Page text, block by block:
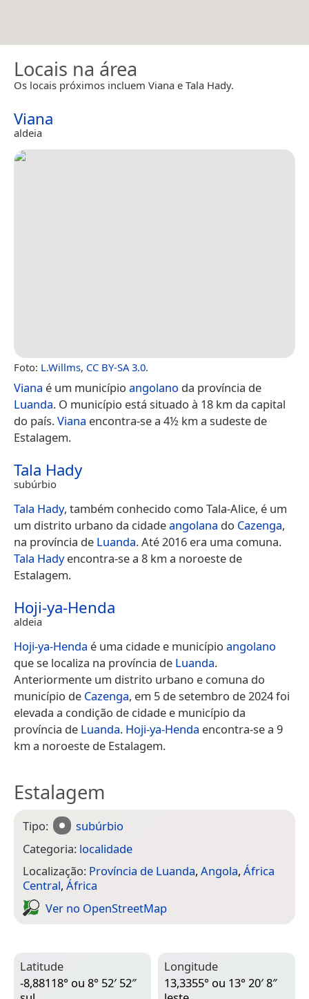
Locais na área
Os locais próximos incluem Viana e Tala Hady.
Viana
aldeia
Foto: L.Willms, CC BY-SA 3.0.
Viana é um município angolano da província de
Luanda. O município está situado à 18 km da capital
do país.Viana encontra-se a 4½ km a sudeste de
Estalagem.
Tala Hady
subúrbio
Tala Hady, também conhecido como Tala-Alice, é um
um distrito urbano da cidadeangolana do Cazenga,
na província de Luanda. Até 2016 era uma comuna.
Tala Hadyencontra-se a 8 km a noroeste de
Estalagem.
Hoji-ya-Henda
aldeia
Hoji-ya-Henda é uma cidade e município angolano
que se localiza na província de Luanda.
Anteriormente um distrito urbano e comuna do
município de Cazenga, em 5 de setembro de 2024 foi
elevada a condição de cidade e município da
província de Luanda. Hoji-ya-Henda encontra-se a 9
km a noroeste de Estalagem.
Estalagem
Tipo:
subúrbio
Categoria: localidade
Localização: Província de Luanda, Angola, África
Central, África
Ver no Open­Street­Map
Latitude
-8,88118° ou 8° 52′ 52″
Longitude
13,3355° ou 13° 20′ 8″